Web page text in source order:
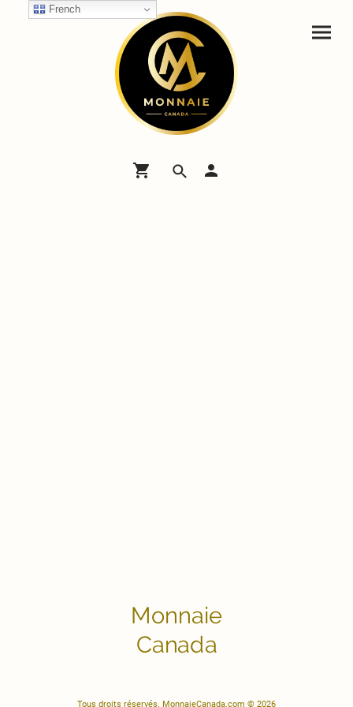
Monnaie
Canada
Tous droits réservés. MonnaieCanada.com © 2026
French